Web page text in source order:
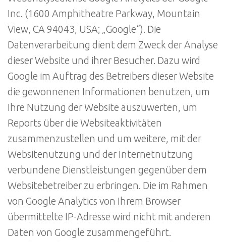
Inc. (1600 Amphitheatre Parkway, Mountain
View, CA 94043, USA; „Google“). Die
Datenverarbeitung dient dem Zweck der Analyse
dieser Website und ihrer Besucher. Dazu wird
Google im Auftrag des Betreibers dieser Website
die gewonnenen Informationen benutzen, um
Ihre Nutzung der Website auszuwerten, um
Reports über die Websiteaktivitäten
zusammenzustellen und um weitere, mit der
Websitenutzung und der Internetnutzung
verbundene Dienstleistungen gegenüber dem
Websitebetreiber zu erbringen. Die im Rahmen
von Google Analytics von Ihrem Browser
übermittelte IP-Adresse wird nicht mit anderen
Daten von Google zusammengeführt.